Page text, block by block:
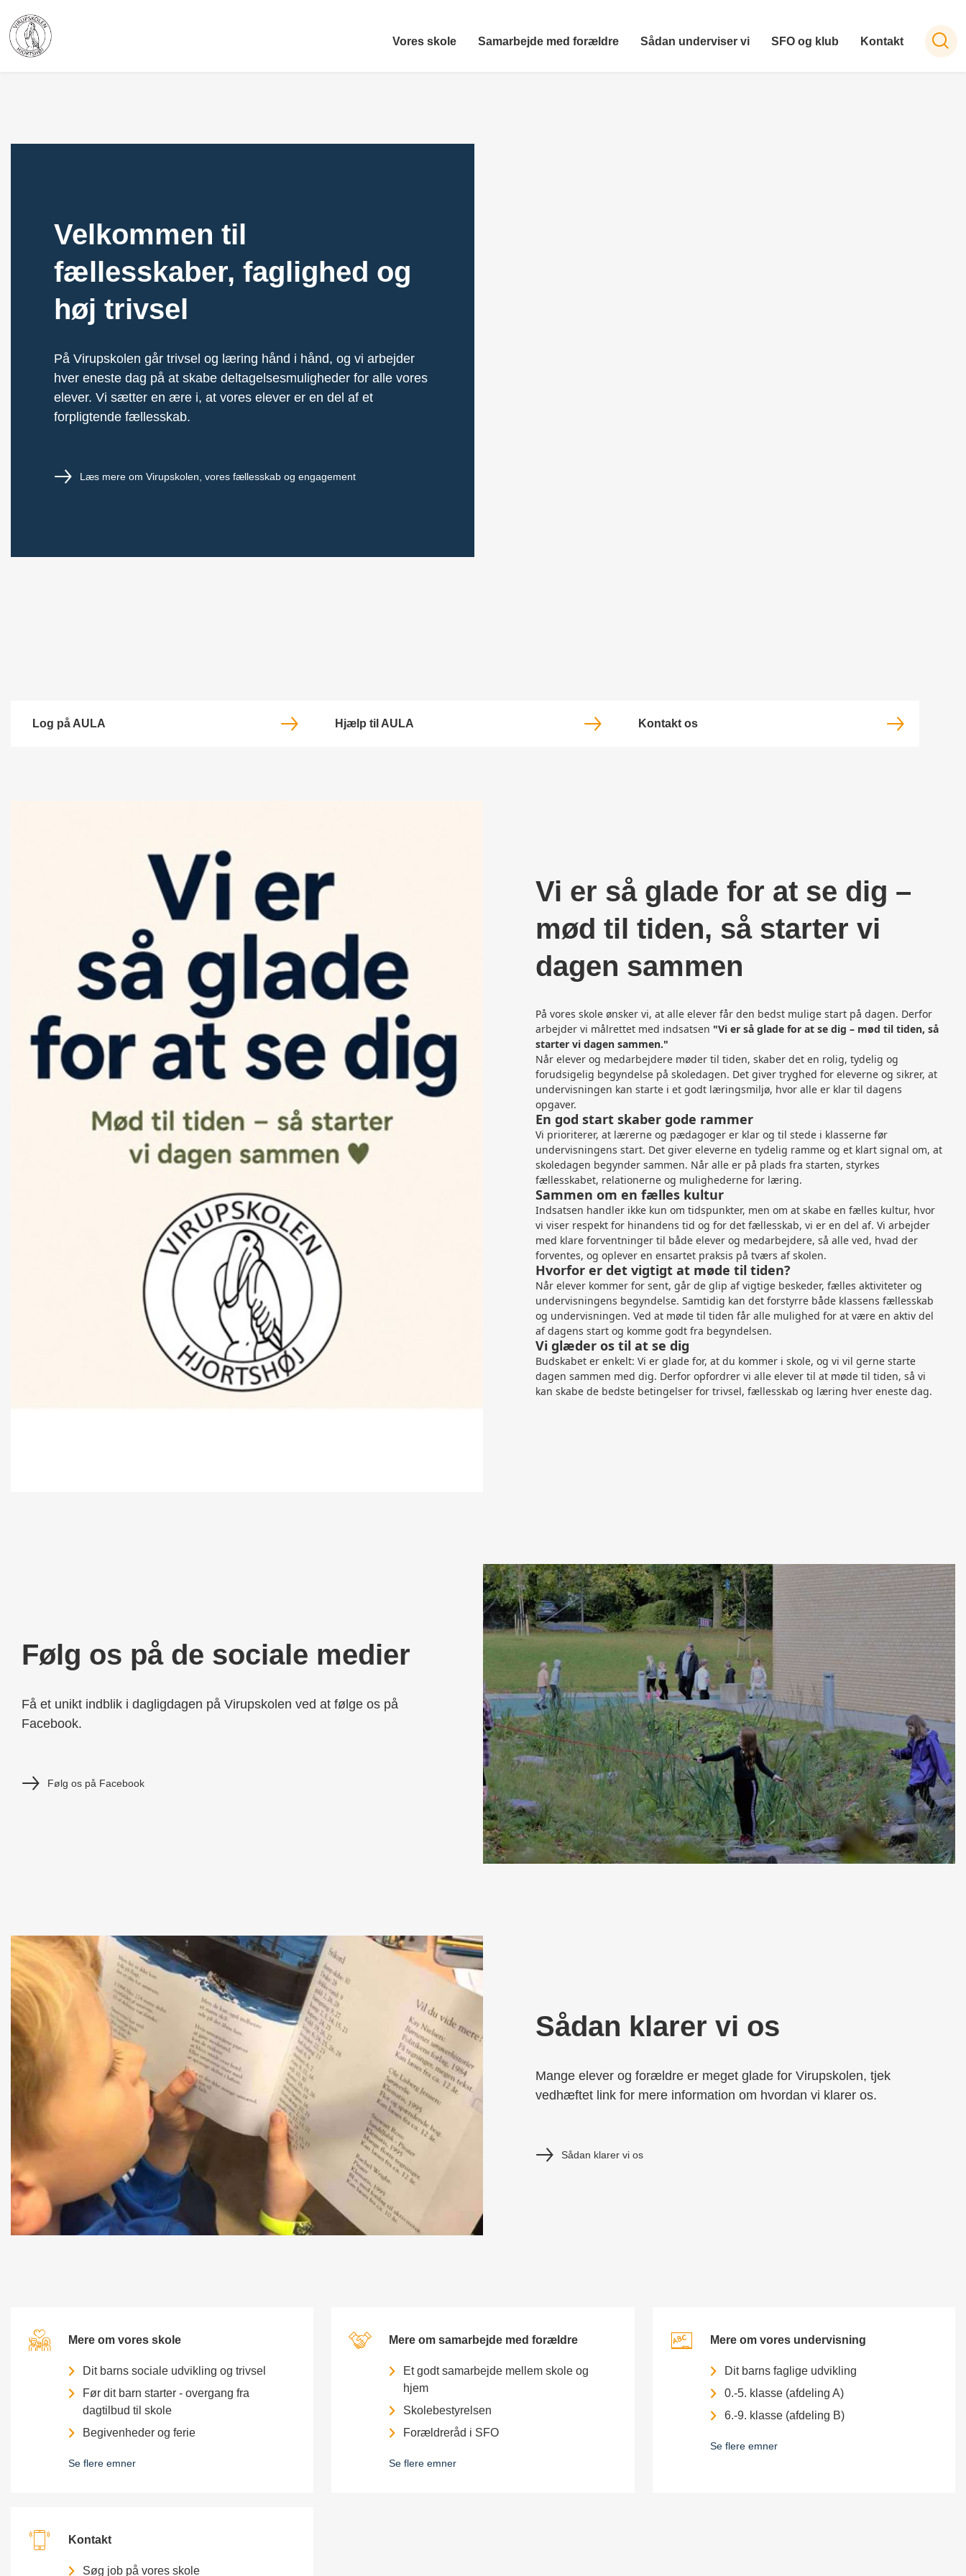
Vores skole Samarbejde med forældre Sådan underviser vi SFO og klub Kontakt
Velkommen til
fællesskaber, faglighed og
høj trivsel
På Virupskolen går trivsel og læring hånd i hånd, og vi arbejder
hver eneste dag på at skabe deltagelsesmuligheder for alle vores
elever. Vi sætter en ære i, at vores elever er en del af et
forpligtende fællesskab.
Læs mere om Virupskolen, vores fællesskab og engagement
Log på AULA Hjælp til AULA Kontakt os
Vi er så glade for at se dig –
mød til tiden, så starter vi
dagen sammen
På vores skole ønsker vi, at alle elever får den bedst mulige start på dagen. Derfor
arbejder vi målrettet med indsatsen "Vi er så glade for at se dig – mød til tiden, så
starter vi dagen sammen."
Når elever og medarbejdere møder til tiden, skaber det en rolig, tydelig og
forudsigelig begyndelse på skoledagen. Det giver tryghed for eleverne og sikrer, at
undervisningen kan starte i et godt læringsmiljø, hvor alle er klar til dagens
opgaver.
En god start skaber gode rammer
Vi prioriterer, at lærerne og pædagoger er klar og til stede i klasserne før
undervisningens start. Det giver eleverne en tydelig ramme og et klart signal om, at
skoledagen begynder sammen. Når alle er på plads fra starten, styrkes
fællesskabet, relationerne og mulighederne for læring.
Sammen om en fælles kultur
Indsatsen handler ikke kun om tidspunkter, men om at skabe en fælles kultur, hvor
vi viser respekt for hinandens tid og for det fællesskab, vi er en del af. Vi arbejder
med klare forventninger til både elever og medarbejdere, så alle ved, hvad der
forventes, og oplever en ensartet praksis på tværs af skolen.
Hvorfor er det vigtigt at møde til tiden?
Når elever kommer for sent, går de glip af vigtige beskeder, fælles aktiviteter og
undervisningens begyndelse. Samtidig kan det forstyrre både klassens fællesskab
og undervisningen. Ved at møde til tiden får alle mulighed for at være en aktiv del
af dagens start og komme godt fra begyndelsen.
Vi glæder os til at se dig
Budskabet er enkelt: Vi er glade for, at du kommer i skole, og vi vil gerne starte
dagen sammen med dig. Derfor opfordrer vi alle elever til at møde til tiden, så vi
kan skabe de bedste betingelser for trivsel, fællesskab og læring hver eneste dag.
Følg os på de sociale medier
Få et unikt indblik i dagligdagen på Virupskolen ved at følge os på
Facebook.
Følg os på Facebook
Sådan klarer vi os
Mange elever og forældre er meget glade for Virupskolen, tjek
vedhæftet link for mere information om hvordan vi klarer os.
Sådan klarer vi os
Mere om vores skole
Dit barns sociale udvikling og trivsel
Før dit barn starter - overgang fra
dagtilbud til skole
Begivenheder og ferie
Se flere emner
Mere om samarbejde med forældre
Et godt samarbejde mellem skole og
hjem
Skolebestyrelsen
Forældreråd i SFO
Se flere emner
Mere om vores undervisning
Dit barns faglige udvikling
0.-5. klasse (afdeling A)
6.-9. klasse (afdeling B)
Se flere emner
Kontakt
Søg job på vores skole